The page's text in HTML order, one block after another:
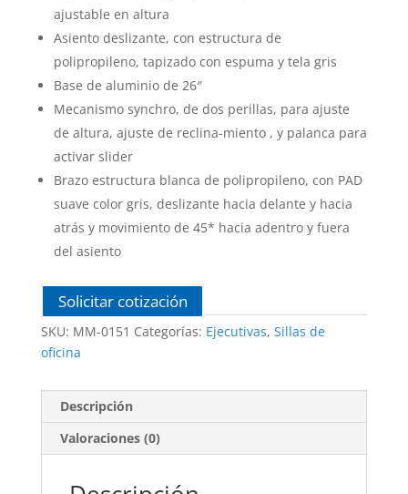
ajustable en altura
Asiento deslizante, con estructura de
polipropileno, tapizado con espuma y tela gris
Base de aluminio de 26″
Mecanismo synchro, de dos perillas, para ajuste
de altura, ajuste de reclina-miento , y palanca para
activar slider
Brazo estructura blanca de polipropileno, con PAD
suave color gris, deslizante hacia delante y hacia
atrás y movimiento de 45* hacia adentro y fuera
del asiento
Solicitar cotización
SKU: MM-0151 Categorías: Ejecutivas, Sillas de
oficina
Descripción
Valoraciones (0)